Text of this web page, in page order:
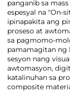
panganib sa
espesyal na "On-
ipinapakita ang
proseso at
sa pagmomo-
pamamagitan ng
sesyon nang
awtomasyon,
katalinuhan sa
composite